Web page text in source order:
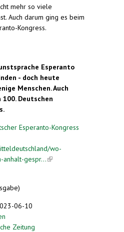
mehr so viele
Auch darum ging es beim
Kongress.
Esperanto
- doch heute
Menschen. Auch
Deutschen
Esperanto-Kongress
wo-
anhalt-gespr...(link is
06-10
Zeitung